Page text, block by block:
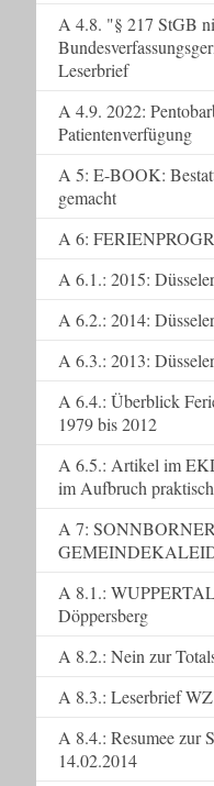
A 4.8. "§ 217 StGB
Leserbrief
A 4.9. 2022:
Patientenverfügung
A 5: E-BOOK:
gemacht
A 6:
A 6.1.: 2015:
A 6.2.: 2014:
A 6.3.: 2013:
A 6.4.: Überblick
1979 bis 2012
A 6.5.: Artikel im
im Aufbruch praktisch
A 7: SONNBORNER
A 8.1.:
Döppersberg
A 8.2.: Nein zur
A 8.3.: Leserbrief WZ
A 8.4.: Resumee zur
14.02.2014